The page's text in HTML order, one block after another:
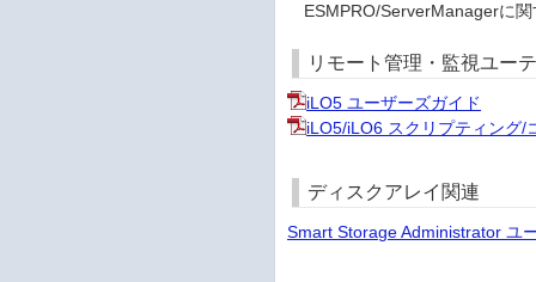
ESMPRO/ServerManagerに関
リモート管理・監視ユー
iLO5 ユーザーズガイド
iLO5/iLO6 スクリプティング/
ディスクアレイ関連
Smart Storage Administrator ユ